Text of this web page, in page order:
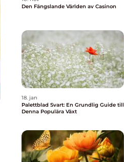
Den Fängslande Världen av Casinon
18. jan
Palettblad Svart: En Grundlig Guide till
Denna Populära Växt